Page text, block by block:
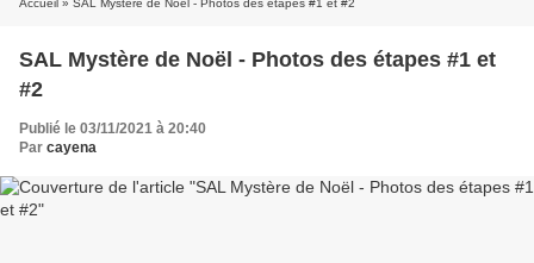
Accueil » SAL Mystère de Noël - Photos des étapes #1 et #2
SAL Mystère de Noël - Photos des étapes #1 et
#2
Publié le 03/11/2021 à 20:40
Par cayena